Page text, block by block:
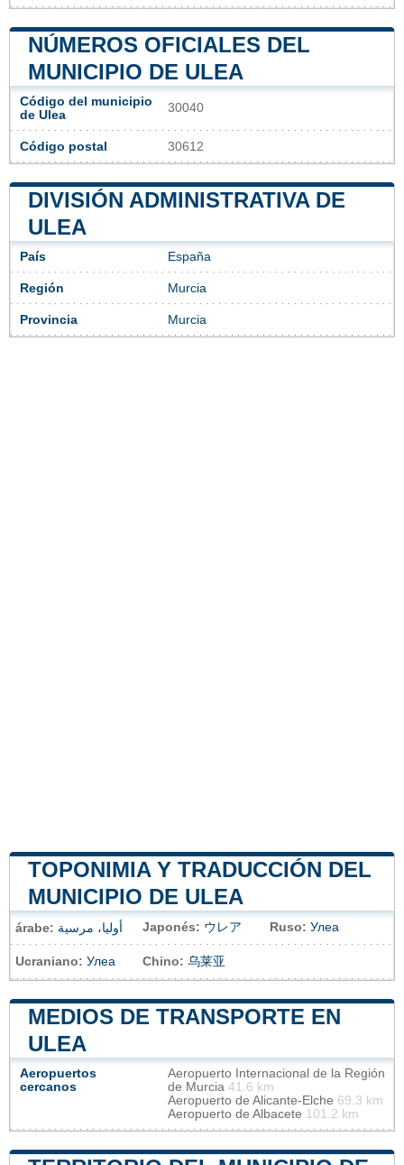
NÚMEROS OFICIALES DEL
MUNICIPIO DE ULEA
Código del municipio
de Ulea
30040
Código postal 30612
DIVISIÓN ADMINISTRATIVA DE
ULEA
País España
Región Murcia
Provincia Murcia
TOPONIMIA Y TRADUCCIÓN DEL
MUNICIPIO DE ULEA
árabe: أوليا، مرسية Japonés: ウレア Ruso: Улеа
Ucraniano: Улеа Chino: 乌莱亚
MEDIOS DE TRANSPORTE EN
ULEA
Aeropuertos
cercanos
Aeropuerto Internacional de la Región
de Murcia 41.6 km
Aeropuerto de Alicante-Elche 69.3 km
Aeropuerto de Albacete 101.2 km